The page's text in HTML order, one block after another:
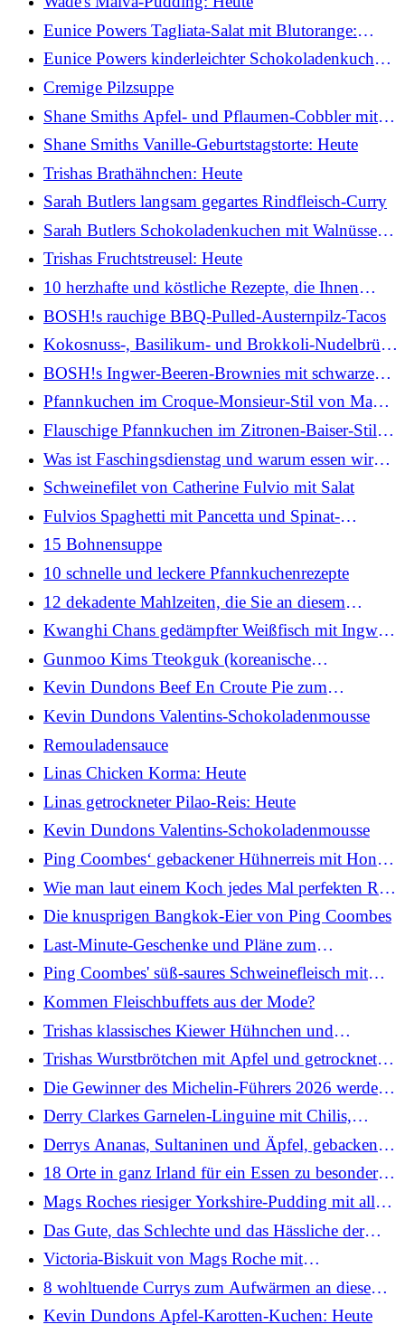
Eunice Powers Tagliata-Salat mit Blutorange:
Heute
Eunice Powers kinderleichter Schokoladenkuchen:
Heute
Cremige Pilzsuppe
Shane Smiths Apfel- und Pflaumen-Cobbler mit
Vanille-Chantilly-Creme
Shane Smiths Vanille-Geburtstagstorte: Heute
Trishas Brathähnchen: Heute
Sarah Butlers langsam gegartes Rindfleisch-Curry
Sarah Butlers Schokoladenkuchen mit Walnüssen
und Ganache-Zuckerguss
Trishas Fruchtstreusel: Heute
10 herzhafte und köstliche Rezepte, die Ihnen
dabei helfen, Ihr Grünzeug zu essen
BOSH!s rauchige BBQ-Pulled-Austernpilz-Tacos
Kokosnuss-, Basilikum- und Brokkoli-Nudelbrühe
von BOSH! (mit würzigem Erdnuss-Rayu)
BOSH!s Ingwer-Beeren-Brownies mit schwarzen
Bohnen
Pfannkuchen im Croque-Monsieur-Stil von Mags:
Heute
Flauschige Pfannkuchen im Zitronen-Baiser-Stil
von Mags: Lifestyle
Was ist Faschingsdienstag und warum essen wir
Pfannkuchen?
Schweinefilet von Catherine Fulvio mit Salat
Fulvios Spaghetti mit Pancetta und Spinat-
Olivensauce
15 Bohnensuppe
10 schnelle und leckere Pfannkuchenrezepte
12 dekadente Mahlzeiten, die Sie an diesem
Valentinstag in letzter Minute zubereiten können
Kwanghi Chans gedämpfter Weißfisch mit Ingwer,
Koriander, Frühlingszwiebeln und Soja
Gunmoo Kims Tteokguk (koreanische
Rindfleisch- und Reiskuchensuppe)
Kevin Dundons Beef En Croute Pie zum
Valentinstag
Kevin Dundons Valentins-Schokoladenmousse
Remouladensauce
Linas Chicken Korma: Heute
Linas getrockneter Pilao-Reis: Heute
Kevin Dundons Valentins-Schokoladenmousse
Ping Coombes‘ gebackener Hühnerreis mit Honig
und Soja
Wie man laut einem Koch jedes Mal perfekten Reis
kocht
Die knusprigen Bangkok-Eier von Ping Coombes
Last-Minute-Geschenke und Pläne zum
Valentinstag aus ganz Irland
Ping Coombes' süß-saures Schweinefleisch mit
Ananas und Kiwi
Kommen Fleischbuffets aus der Mode?
Trishas klassisches Kiewer Hühnchen und
Krautsalat: Heute
Trishas Wurstbrötchen mit Apfel und getrockneten
Kräutern: Heute
Die Gewinner des Michelin-Führers 2026 werden
bei der Zeremonie in Dublin bekannt gegeben
Derry Clarkes Garnelen-Linguine mit Chilis,
Tomaten und Knoblauchbrot
Derrys Ananas, Sultaninen und Äpfel, gebacken in
Blätterteig und Zimtcreme
18 Orte in ganz Irland für ein Essen zu besonderen
Anlässen
Mags Roches riesiger Yorkshire-Pudding mit allem
Drum und Dran: Heute
Das Gute, das Schlechte und das Hässliche der
Michelin-Sterne für Köche und Restaurants
Victoria-Biskuit von Mags Roche mit
hausgemachter Marmelade: Heute
8 wohltuende Currys zum Aufwärmen an diesem
Wochenende
Kevin Dundons Apfel-Karotten-Kuchen: Heute